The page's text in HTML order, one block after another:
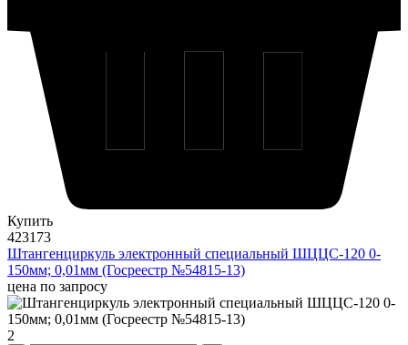
Купить
423173
Штангенциркуль электронный специальный ШЦЦС-120 0-
150мм; 0,01мм (Госреестр №54815-13)
цена по запросу
2